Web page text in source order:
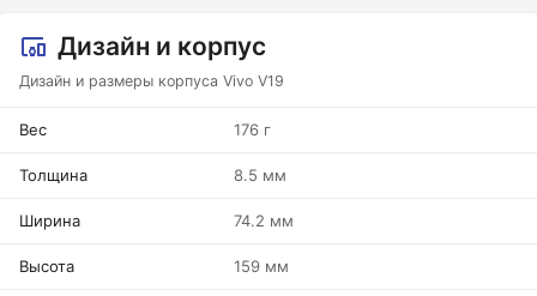
Дизайн и корпус
Дизайн и размеры корпуса Vivo V19
Вес 176 г
Толщина 8.5 мм
Ширина 74.2 мм
Высота 159 мм